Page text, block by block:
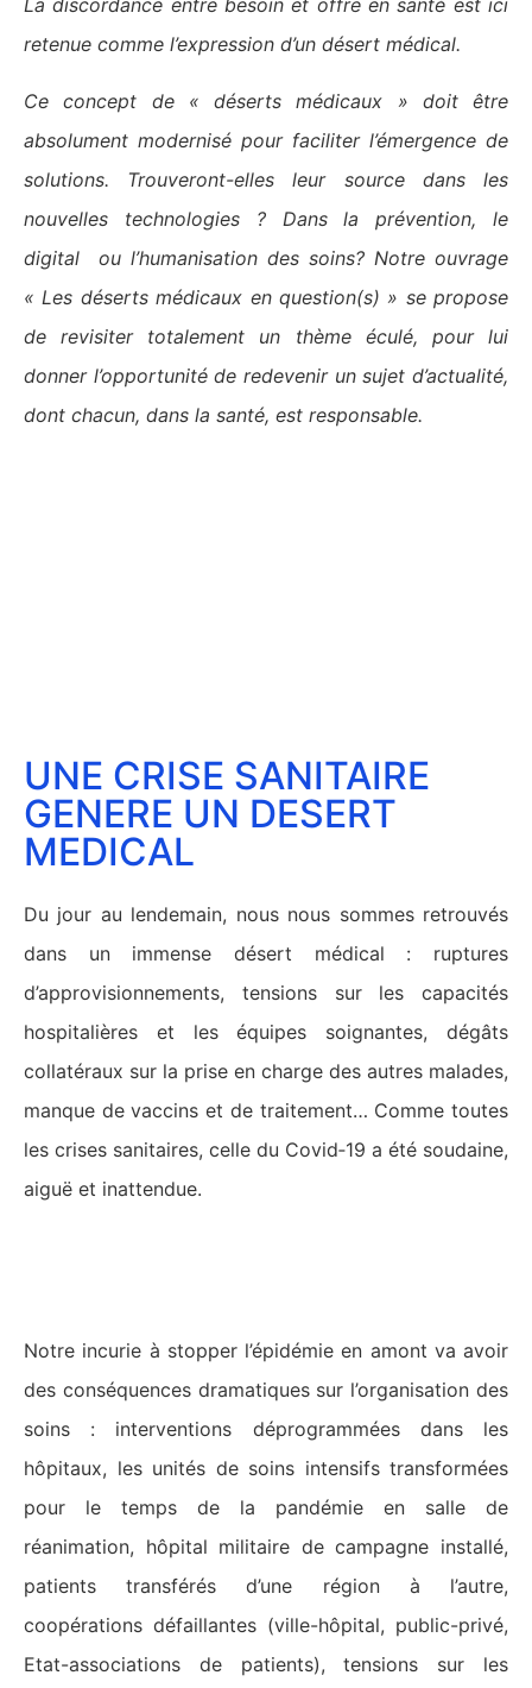
La discordance entre besoin et offre en santé est ici
retenue comme l’expression d’un désert médical.
Ce concept de « déserts médicaux » doit être
absolument modernisé pour faciliter l’émergence de
solutions. Trouveront-elles leur source dans les
nouvelles technologies ? Dans la prévention, le
digital ou l’humanisation des soins? Notre ouvrage
« Les déserts médicaux en question(s) » se propose
de revisiter totalement un thème éculé, pour lui
donner l’opportunité de redevenir un sujet d’actualité,
dont chacun, dans la santé, est responsable.
UNE CRISE SANITAIRE
GENERE UN DESERT
MEDICAL
Du jour au lendemain, nous nous sommes retrouvés
dans un immense désert médical : ruptures
d’approvisionnements, tensions sur les capacités
hospitalières et les équipes soignantes, dégâts
collatéraux sur la prise en charge des autres malades,
manque de vaccins et de traitement… Comme toutes
les crises sanitaires, celle du Covid‑19 a été soudaine,
aiguë et inattendue.
Notre incurie à stopper l’épidémie en amont va avoir
des conséquences dramatiques sur l’organisation des
soins : interventions déprogrammées dans les
hôpitaux, les unités de soins intensifs transformées
pour le temps de la pandémie en salle de
réanimation, hôpital militaire de campagne installé,
patients transférés d’une région à l’autre,
coopérations défaillantes (ville-hôpital, public-privé,
Etat-associations de patients), tensions sur les